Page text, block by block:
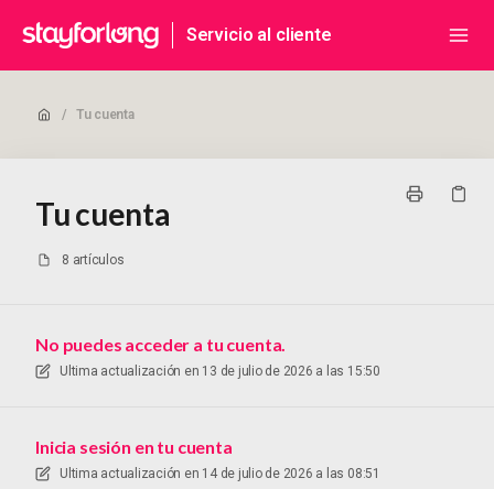
Servicio al cliente
/ Tu cuenta
Tu cuenta
8 artículos
No puedes acceder a tu cuenta.
Ultima actualización en 13 de julio de 2026 a las 15:50
Inicia sesión en tu cuenta
Ultima actualización en 14 de julio de 2026 a las 08:51